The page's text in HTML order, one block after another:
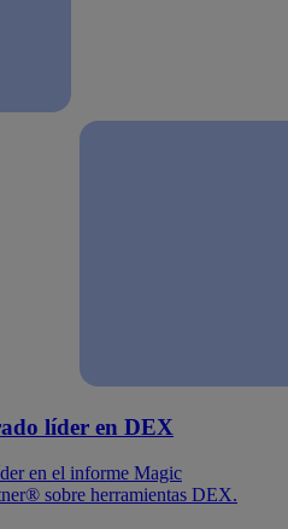
líder en DEX
en el informe Magic
sobre herramientas DEX.